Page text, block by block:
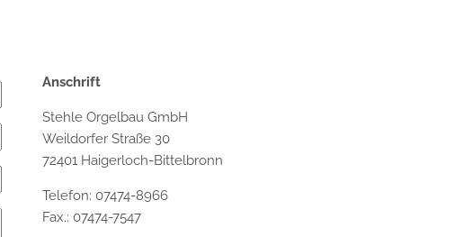
Anschrift
Stehle Orgelbau GmbH
Weildorfer Straße 30
72401 Haigerloch-Bittelbronn
Telefon: 07474-8966
Fax.: 07474-7547